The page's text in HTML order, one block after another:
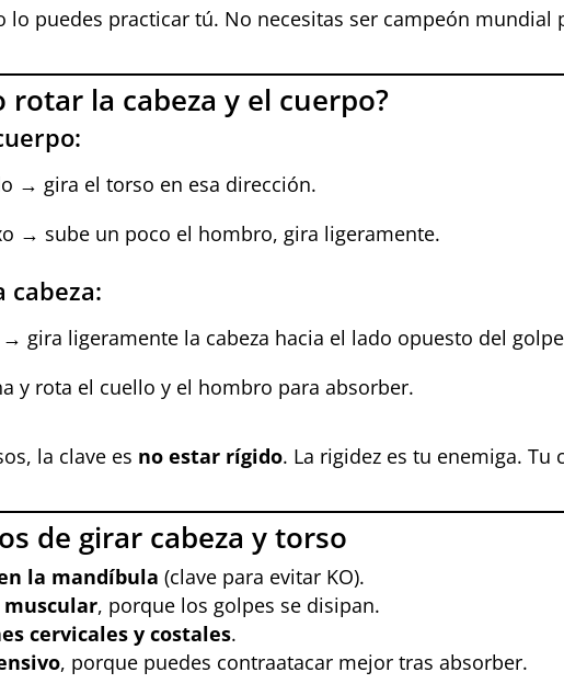
lo puedes practicar tú. No necesitas ser campeón
rotar la cabeza y el cuerpo?
→ gira el torso en esa dirección.
→ sube un poco el hombro, gira ligeramente.
cabeza:
gira ligeramente la cabeza hacia el lado opuesto del
y rota el cuello y el hombro para absorber.
la clave es no estar rígido. La rigidez es tu enemiga.
de girar cabeza y torso
la mandíbula (clave para evitar KO).
, porque los golpes se disipan.
cervicales y costales.
, porque puedes contraatacar mejor tras absorber.